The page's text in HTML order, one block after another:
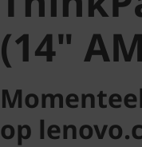
(14"
op